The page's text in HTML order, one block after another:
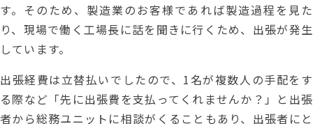
す。そのため、製造業のお客様であれば製造過程を見た
り、現場で働く工場長に話を聞きに行くため、出張が発生
しています。
出張経費は立替払いでしたので、1名が複数人の手配をす
る際など「先に出張費を支払ってくれませんか？」と出張
者から総務ユニットに相談がくることもあり、出張者にと